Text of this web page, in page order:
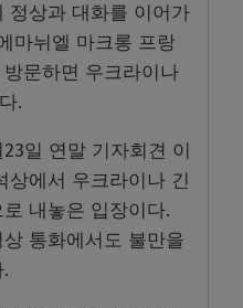
정상과 대화를 이어가
마뉘엘 마크롱 프랑
문하면 우크라이나
.
일 연말 기자회견 이
상에서 우크라이나 긴
내놓은 입장이다.
통화에서도 불만을